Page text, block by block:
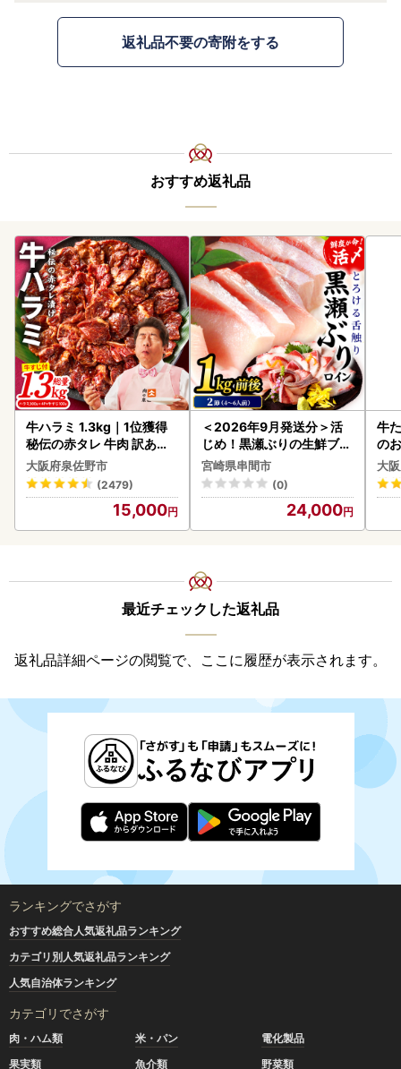
返礼品不要の寄附をする
おすすめ返礼品
牛ハラミ 1.3kg｜1位獲得
秘伝の赤タレ 牛肉 訳あり
焼肉 BBQ
大阪府泉佐野市
(2479)
15,000
＜2026年9月発送分＞活
じめ！黒瀬ぶりの生鮮ブリ
ロイン2節（1.0kg前後）_
K001-012-2609
宮崎県串間市
(0)
24,000
牛
の
大
最近チェックした返礼品
返礼品詳細ページの閲覧で、ここに履歴が表示されます。
ランキングでさがす
おすすめ総合人気返礼品ランキング
カテゴリ別人気返礼品ランキング
人気自治体ランキング
カテゴリでさがす
肉・ハム類 米・パン
電化製品
果実類
魚介類
野菜類